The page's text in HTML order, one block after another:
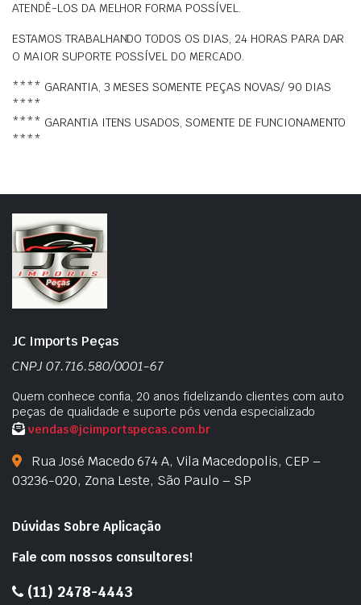
ATENDÊ-LOS DA MELHOR FORMA POSSÍVEL.
ESTAMOS TRABALHANDO TODOS OS DIAS, 24 HORAS PARA DAR
O MAIOR SUPORTE POSSÍVEL DO MERCADO.
**** GARANTIA, 3 MESES SOMENTE PEÇAS NOVAS/ 90 DIAS
****
**** GARANTIA ITENS USADOS, SOMENTE DE FUNCIONAMENTO
****
JC Imports Peças
CNPJ 07.716.580/0001-67
Quem conhece confia, 20 anos fidelizando clientes com auto
peças de qualidade e suporte pós venda especializado
vendas@jcimportspecas.com.br
Rua José Macedo 674 A, Vila Macedopolis, CEP –
03236-020, Zona Leste, São Paulo – SP
Dúvidas Sobre Aplicação
Fale com nossos consultores!
(11) 2478-4443